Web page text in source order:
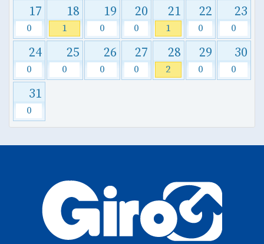
17
0
18
1
19
0
20
0
21
1
22
0
23
0
24
0
25
0
26
0
27
0
28
2
29
0
30
0
31
0